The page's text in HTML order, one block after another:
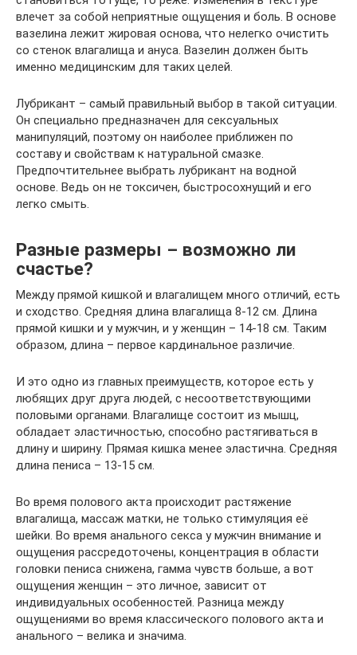
влечет за собой неприятные ощущения и боль. В основе
вазелина лежит жировая основа, что нелегко очистить
со стенок влагалища и ануса. Вазелин должен быть
именно медицинским для таких целей.
Лубрикант – самый правильный выбор в такой ситуации.
Он специально предназначен для сексуальных
манипуляций, поэтому он наиболее приближен по
составу и свойствам к натуральной смазке.
Предпочтительнее выбрать лубрикант на водной
основе. Ведь он не токсичен, быстросохнущий и его
легко смыть.
Разные размеры – возможно ли
счастье?
Между прямой кишкой и влагалищем много отличий, есть
и сходство. Средняя длина влагалища 8-12 см. Длина
прямой кишки и у мужчин, и у женщин – 14-18 см. Таким
образом, длина – первое кардинальное различие.
И это одно из главных преимуществ, которое есть у
любящих друг друга людей, с несоответствующими
половыми органами. Влагалище состоит из мышц,
обладает эластичностью, способно растягиваться в
длину и ширину. Прямая кишка менее эластична. Средняя
длина пениса – 13-15 см.
Во время полового акта происходит растяжение
влагалища, массаж матки, не только стимуляция её
шейки. Во время анального секса у мужчин внимание и
ощущения рассредоточены, концентрация в области
головки пениса снижена, гамма чувств больше, а вот
ощущения женщин – это личное, зависит от
индивидуальных особенностей. Разница между
ощущениями во время классического полового акта и
анального – велика и значима.